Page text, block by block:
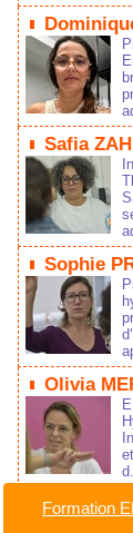
Safia ZAH
Sophie
Olivia
Sylvie
Formation